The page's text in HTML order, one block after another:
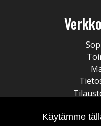
Käytämme